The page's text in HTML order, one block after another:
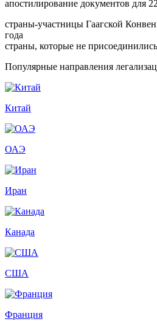
апостилирование документов для
страны-участницы Гаагской
года
страны, которые не
Популярные направления
Китай
ОАЭ
Иран
Канада
США
Франция